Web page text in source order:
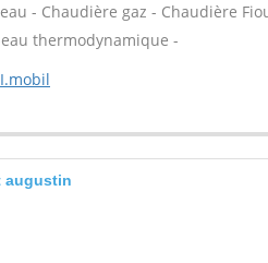
- Chaudière gaz - Chaudière
thermodynamique -
I.mobil
augustin